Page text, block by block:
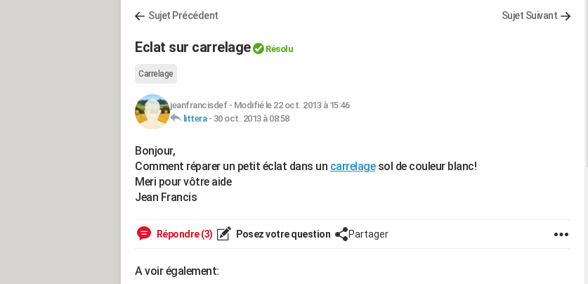
Sujet Précédent Sujet Suivant
Eclat sur carrelage Résolu
Carrelage
jeanfrancisdef- Modifié le 22 oct. 2013 à 15:46
littera- 30 oct. 2013 à 08:58
Bonjour,
Comment réparer un petit éclat dans un carrelagesol de couleur blanc!
Meri pour vôtre aide
Jean Francis
Répondre (3) Posez votre question Partager
A voir également: